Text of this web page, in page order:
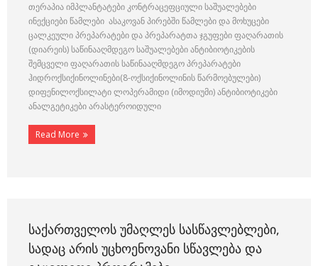
თერაპია იმპლანტატები კონტრაცეფციული საშუალებები
ინექციები წამლები ასაკოვან პირებში წამლები და მოხუცები
ცალკეული პრეპარატები და პრეპარატთა ჯგუფები ფაღარათის
(დიარეის) საწინააღმდეგო საშუალებები ანტიბიოტიკების
შემცველი ფაღარათის საწინააღმდეგო პრეპარატები
ჰიდროქსიქინოლინები(8-ოქსიქინოლინის წარმოებულები)
დიფენილოქსილატი ლოპერამიდი (იმოდიუმი) ანტიბიოტიკები
ანალგეტიკები არასტეროიდული
Read More
ᲡᲐᲥᲐᲠᲗᲕᲔᲚᲝᲡ ᲣᲛᲐᲦᲚᲔᲡ ᲡᲐᲡᲬᲐᲕᲚᲔᲑᲚᲔᲑᲘ,
ᲡᲐᲓᲐᲪ ᲐᲠᲘᲡ ᲣᲪᲮᲝᲔᲜᲝᲕᲐᲜᲘ ᲡᲬᲐᲕᲚᲔᲑᲐ ᲓᲐ